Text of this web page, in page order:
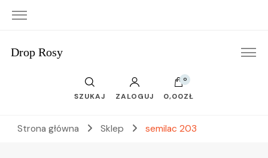
Drop Rosy
SZUKAJ ZALOGUJ
0
0,00ZŁ
Strona główna Sklep semilac 203